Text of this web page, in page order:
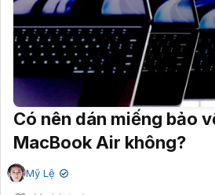
Có nên dán miếng bảo
MacBook Air không?
Mỹ Lệ ✔